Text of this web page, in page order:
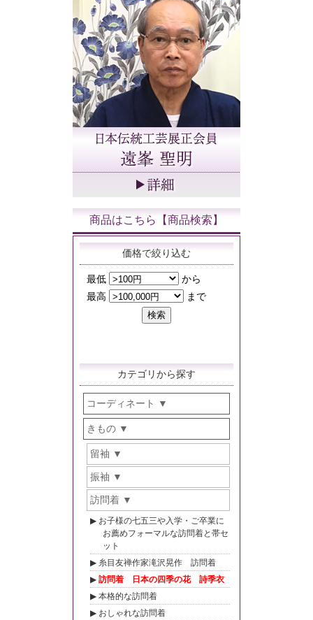
商品はこちら【商品検索】
価格で絞り込む
カテゴリから探す
コーディネート
きもの
留袖
振袖
訪問着
お子様の七五三や入学・ご卒業に
お薦めフォーマルな訪問着と帯セ
ット
糸目友禅作家滝沢晃作 訪問着
訪問着 日本の四季の花 詩季衣
本格的な訪問着
おしゃれな訪問着